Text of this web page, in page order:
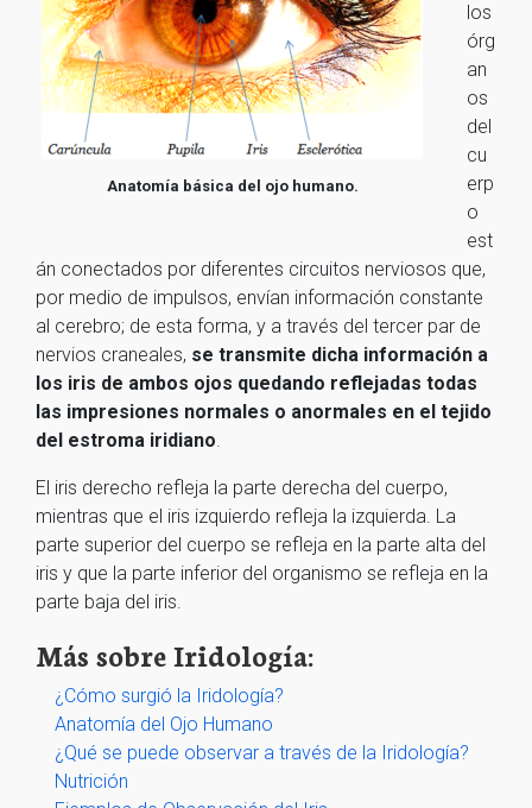
Anatomía básica del ojo humano.
los
órg
an
os
del
cu
erp
o
est
án conectados por diferentes circuitos nerviosos que,
por medio de impulsos, envían información constante
al cerebro; de esta forma, y a través del tercer par de
nervios craneales, se transmite dicha información a
los iris de ambos ojos quedando reflejadas todas
las impresiones normales o anormales en el tejido
del estroma iridiano.
El iris derecho refleja la parte derecha del cuerpo,
mientras que el iris izquierdo refleja la izquierda. La
parte superior del cuerpo se refleja en la parte alta del
iris y que la parte inferior del organismo se refleja en la
parte baja del iris.
Más sobre Iridología:
¿Cómo surgió la Iridología?
Anatomía del Ojo Humano
¿Qué se puede observar a través de la Iridología?
Nutrición